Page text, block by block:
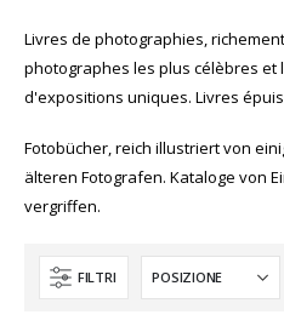
Livres de photographies,
photographes les plus célèbres et
d'expositions uniques. Livres
Fotobücher, reich illustriert von
älteren Fotografen. Kataloge von
vergriffen.
FILTRI